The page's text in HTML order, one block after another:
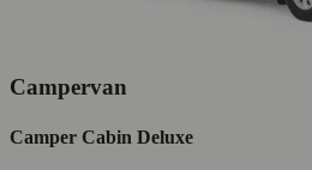
Campervan
Camper Cabin Deluxe